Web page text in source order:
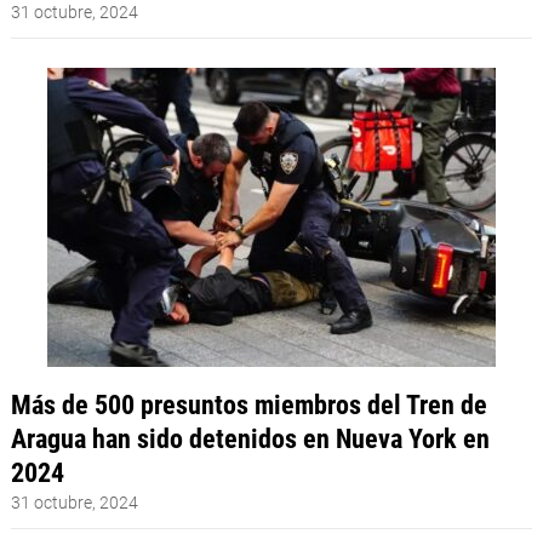
31 octubre, 2024
Más de 500 presuntos miembros del Tren de
Aragua han sido detenidos en Nueva York en
2024
31 octubre, 2024